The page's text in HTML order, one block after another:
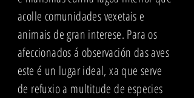
acolle comunidades vexetais e
animais de gran interese. Para os
afeccionados á observación das aves
este é un lugar ideal, xa que serve
de refuxio a multitude de especies